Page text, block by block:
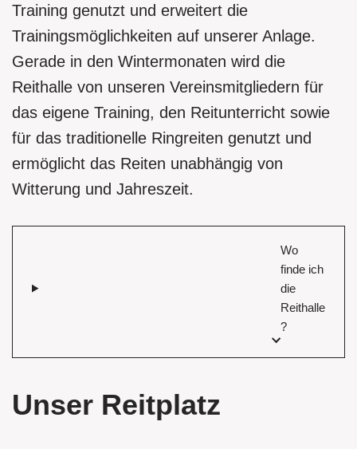
Training genutzt und erweitert die
Trainingsmöglichkeiten auf unserer Anlage.
Gerade in den Wintermonaten wird die
Reithalle von unseren Vereinsmitgliedern für
das eigene Training, den Reitunterricht sowie
für das traditionelle Ringreiten genutzt und
ermöglicht das Reiten unabhängig von
Witterung und Jahreszeit.
Wo
finde ich
die
Reithalle
?
Unser Reitplatz